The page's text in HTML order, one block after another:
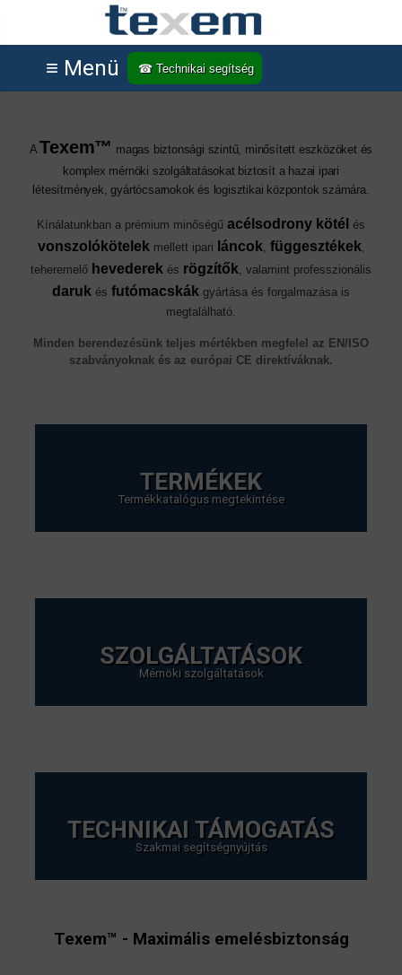
☎ Technikai segítség
≡ Menü
ATexem™ magas biztonsági szintű, minősített eszközöket és
komplex mérnöki szolgáltatásokat biztosít a hazai ipari
létesítmények, gyártócsarnokok és logisztikai központok számára.
Kínálatunkban a prémium minőségű acélsodrony kötél és
vonszolókötelekmellett ipari láncok, függesztékek,
teheremelő hevederek és rögzítők, valamint professzionális
daruk és futómacskák gyártása és forgalmazása is
megtalálható.
Minden berendezésünk teljes mértékben megfelel az EN/ISO
szabványoknak és az európai CE direktíváknak.
TERMÉKEK
Termékkatalógus megtekintése
SZOLGÁLTATÁSOK
Mérnöki szolgáltatások
TECHNIKAI TÁMOGATÁS
Szakmai segítségnyújtás
Texem™ - Maximális emelésbiztonság